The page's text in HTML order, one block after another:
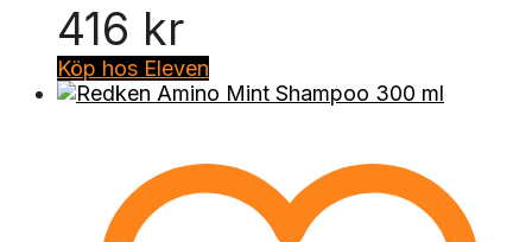
416 kr
Köp hos Eleven